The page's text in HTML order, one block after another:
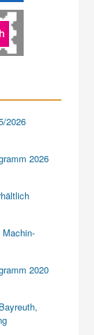
2026
2026
Machin-
2020